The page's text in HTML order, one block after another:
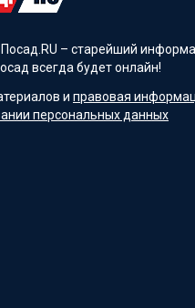
Посад.RU – старейший
всегда будет онлайн!
и правовая
персональных данных